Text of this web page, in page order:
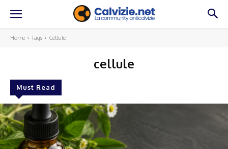
Home Tags Cellule
cellule
Must Read